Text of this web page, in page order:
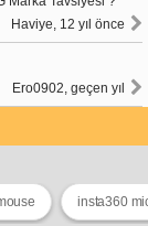
Haviye, 12 yıl önce
Ero0902, geçen yıl
insta360